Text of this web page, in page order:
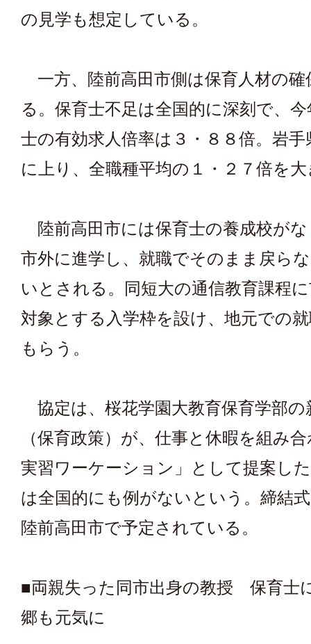
の見学も想定している。
一方、陸前高田市側は保育人材の確
る。保育士不足は全国的に深刻で、
士の有効求人倍率は３・８８倍。岩
に上り、全職種平均の１・２７倍を
陸前高田市には保育士の養成校が
市外に進学し、就職でそのまま戻ら
いとされる。同短大の通信教育課程
対象とする入学枠を設け、地元での
もらう。
協定は、桜花学園大教育保育学部の
（保育政策）が、仕事と休暇を組み
実習ワーケーション」として提案し
は全国的にも例がないという。締結
陸前高田市で予定されている。
■両親失った同市出身の教授 保育士
郷も元気に